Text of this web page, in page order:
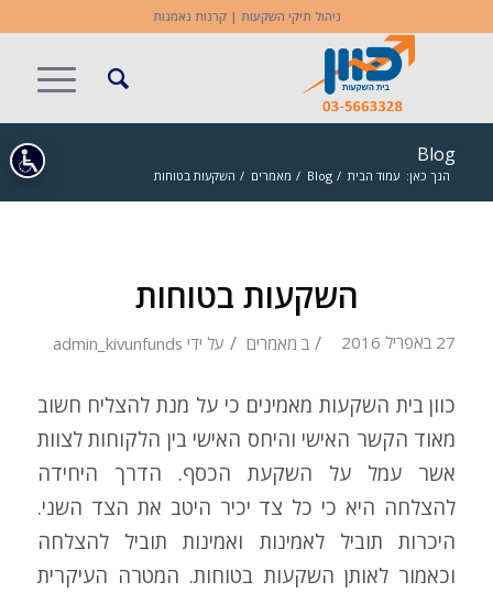
ניהול תיקי השקעות | קרנות נאמנות
Blog
הנך כאן: עמוד הבית /
Blog
/ מאמרים / השקעות בטוחות
השקעות בטוחות
27 באפריל 2016 / ב מאמרים / על ידי admin_kivunfunds
כוון בית השקעות מאמינים כי על מנת להצליח חשוב
מאוד הקשר האישי והיחס האישי בין הלקוחות לצוות
אשר עמל על השקעת הכסף. הדרך היחידה
להצלחה היא כי כל צד יכיר היטב את הצד השני.
היכרות תוביל לאמינות ואמינות תוביל להצלחה
וכאמור לאותן השקעות בטוחות. המטרה העיקרית